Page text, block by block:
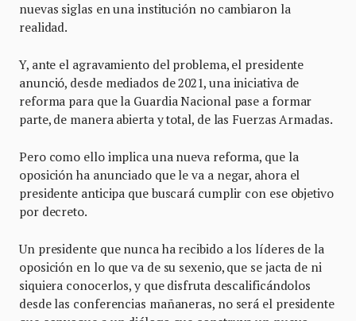
nuevas siglas en una institución no cambiaron la
realidad.
Y, ante el agravamiento del problema, el presidente
anunció, desde mediados de 2021, una iniciativa de
reforma para que la Guardia Nacional pase a formar
parte, de manera abierta y total, de las Fuerzas Armadas.
Pero como ello implica una nueva reforma, que la
oposición ha anunciado que le va a negar, ahora el
presidente anticipa que buscará cumplir con ese objetivo
por decreto.
Un presidente que nunca ha recibido a los líderes de la
oposición en lo que va de su sexenio, que se jacta de ni
siquiera conocerlos, y que disfruta descalificándolos
desde las conferencias mañaneras, no será el presidente